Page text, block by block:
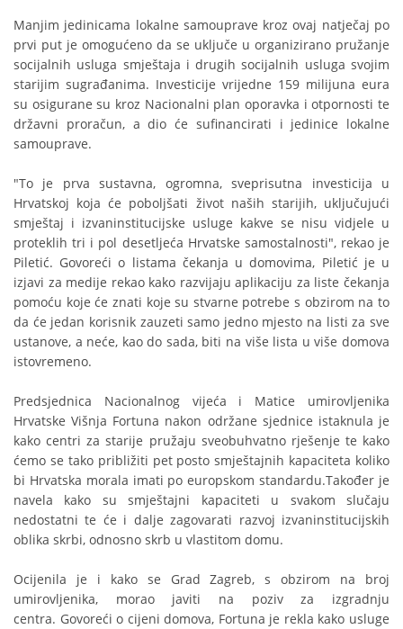
Manjim jedinicama lokalne samouprave kroz ovaj natječaj po
prvi put je omogućeno da se uključe u organizirano pružanje
socijalnih usluga smještaja i drugih socijalnih usluga svojim
starijim sugrađanima. Investicije vrijedne 159 milijuna eura
su osigurane su kroz Nacionalni plan oporavka i otpornosti te
državni proračun, a dio će sufinancirati i jedinice lokalne
samouprave.
"To je prva sustavna, ogromna, sveprisutna investicija u
Hrvatskoj koja će poboljšati život naših starijih, uključujući
smještaj i izvaninstitucijske usluge kakve se nisu vidjele u
proteklih tri i pol desetljeća Hrvatske samostalnosti", rekao je
Piletić. Govoreći o listama čekanja u domovima, Piletić je u
izjavi za medije rekao kako razvijaju aplikaciju za liste čekanja
pomoću koje će znati koje su stvarne potrebe s obzirom na to
da će jedan korisnik zauzeti samo jedno mjesto na listi za sve
ustanove, a neće, kao do sada, biti na više lista u više domova
istovremeno.
Predsjednica Nacionalnog vijeća i Matice umirovljenika
Hrvatske Višnja Fortuna nakon održane sjednice istaknula je
kako centri za starije pružaju sveobuhvatno rješenje te kako
ćemo se tako približiti pet posto smještajnih kapaciteta koliko
bi Hrvatska morala imati po europskom standardu.Također je
navela kako su smještajni kapaciteti u svakom slučaju
nedostatni te će i dalje zagovarati razvoj izvaninstitucijskih
oblika skrbi, odnosno skrb u vlastitom domu.
Ocijenila je i kako se Grad Zagreb, s obzirom na broj
umirovljenika, morao javiti na poziv za izgradnju
centra. Govoreći o cijeni domova, Fortuna je rekla kako usluge